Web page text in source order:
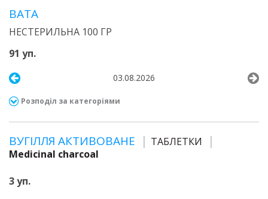
ВАТА
НЕСТЕРИЛЬНА 100 ГР
91 уп.
03.08.2026
Розподіл за категоріями
ВУГІЛЛЯ АКТИВОВАНЕ
ТАБЛЕТКИ
Medicinal charcoal
3 уп.